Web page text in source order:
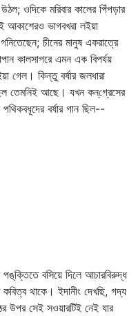
ওদিকে মরিবার কালের পিঁপড়ার
আকাশেরও ভাগবখরা লইয়া
চীনের মানুষ একরাত্রে
কালসাগরে এমন এক বিপর্যয়
গেল। কিন্তু বর্ষার জলধারা
তেমনিই আছে। যখন কন্‌গ্রেসের
বর্ষার গান ছিল--
বসিয়ে দিলে আচারবিরুদ্ধ
থাকে। ইদানীং দেখছি, গদ্য
উপর সেই সওয়ারটিই নেই যার